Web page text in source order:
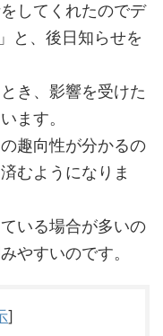
してくれたのでデ
と、後日知らせを
き、影響を受けた
ます。
趣向性が分かるの
むようになりま
いる場合が多いの
やすいのです。
]